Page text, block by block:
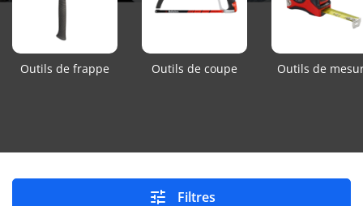
Outils de frappe Outils de coupe Outils de
 Filtres